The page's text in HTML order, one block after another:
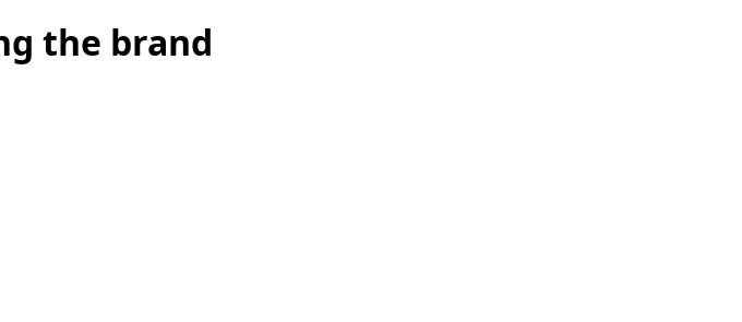
the brand